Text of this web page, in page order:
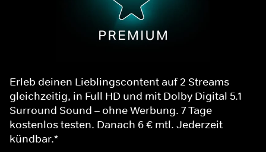
Erleb deinen Lieblingscontent auf 2 Streams
gleichzeitig, in Full HD und mit Dolby Digital 5.1
Surround Sound – ohne Werbung. 7 Tage
kostenlos testen. Danach 6 € mtl. Jederzeit
kündbar.*